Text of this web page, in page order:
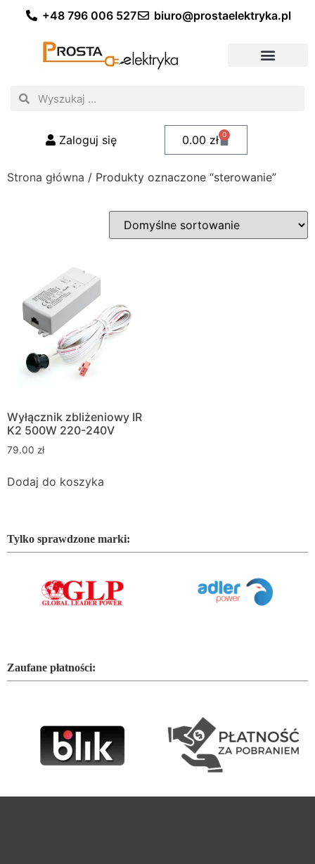
+48 796 006 527 biuro@prostaelektryka.pl
Zaloguj się 0.00 zł 0
Strona główna / Produkty oznaczone “sterowanie”
Wyłącznik zbliżeniowy IR
K2 500W 220-240V
79.00 zł
Dodaj do koszyka
Tylko sprawdzone marki:
Zaufane płatności: